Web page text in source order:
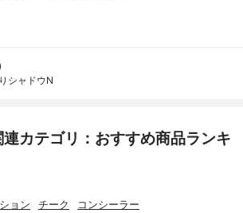
シャドウN
カテゴリ：おすすめ商品ランキ
ョン チーク コンシーラー